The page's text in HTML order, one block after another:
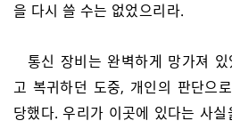
을 다시 쓸 수는 없었으리라.
통신 장비는 완벽하게 망가져
고 복귀하던 도중, 개인의 판단으
당했다. 우리가 이곳에 있다는 사